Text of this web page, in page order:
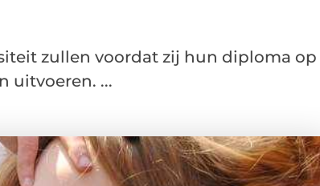
zullen voordat zij hun diploma op
uitvoeren. ...